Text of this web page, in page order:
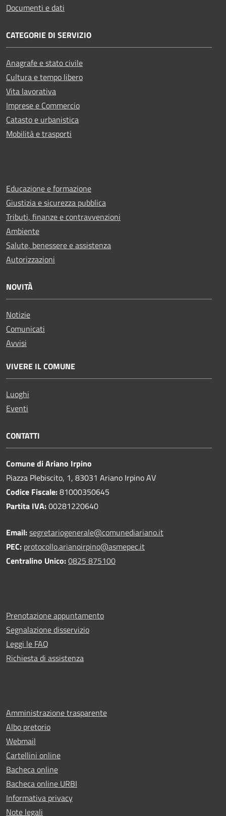
Documenti e dati
CATEGORIE DI SERVIZIO
Anagrafe e stato civile
Cultura e tempo libero
Vita lavorativa
Imprese e Commercio
Catasto e urbanistica
Mobilità e trasporti
Educazione e formazione
Giustizia e sicurezza pubblica
Tributi, finanze e contravvenzioni
Ambiente
Salute, benessere e assistenza
Autorizzazioni
NOVITÀ
Notizie
Comunicati
Avvisi
VIVERE IL COMUNE
Luoghi
Eventi
CONTATTI
Comune di Ariano Irpino
Piazza Plebiscito, 1, 83031 Ariano Irpino AV
Codice Fiscale:81000350645
Partita IVA:00281220640
Email:segretariogenerale@comunediariano.it
PEC: protocollo.arianoirpino@asmepec.it
Centralino Unico:0825 875100
Prenotazione appuntamento
Segnalazione disservizio
Leggi le FAQ
Richiesta di assistenza
Amministrazione trasparente
Albo pretorio
Webmail
Cartellini online
Bacheca online
Bacheca online URBI
Informativa privacy
Note legali